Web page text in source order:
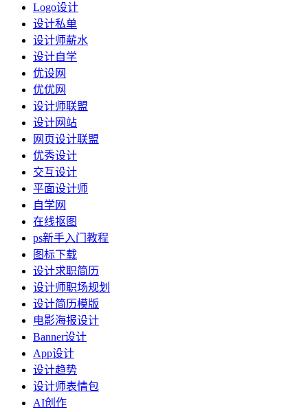
Logo设计
设计私单
设计师薪水
设计自学
优设网
优优网
设计师联盟
设计网站
网页设计联盟
优秀设计
交互设计
平面设计师
自学网
在线抠图
ps新手入门教程
图标下载
设计求职简历
设计师职场规划
设计简历模版
电影海报设计
Banner设计
App设计
设计趋势
设计师表情包
AI创作